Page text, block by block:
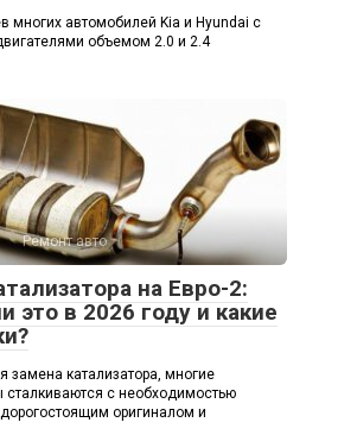
многих автомобилей Kia и Hyundai с
объемом 2.0 и 2.4
Ремонт авто
на Евро-2:
это в 2026 году и какие
замена катализатора, многие
сталкиваются с необходимостью
оригиналом и